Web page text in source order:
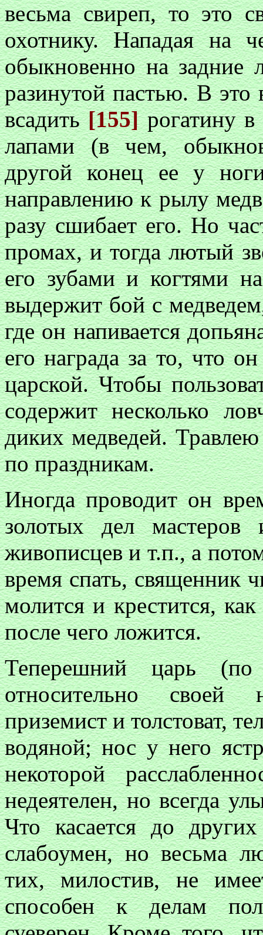
весьма свиреп, то это
охотнику. Нападая на
обыкновенно на
разинутой пастью. В это
всадить[155]рогатину в
лапами (в чем,
другой конец ее у
направлению к рылу
разу сшибает его. Но
промах, и тогда лютый
его зубами и когтями
выдержит бой с
где он напивается
его награда за то, что он
царской. Чтобы
содержит несколько
диких медведей.
по праздникам.
Иногда проводит он
золотых дел
живописцев и т.п., а
время спать, священник
молится и крестится,
после чего ложится.
Теперешний царь
относительно своей
приземист и толстоват,
водяной; нос у него
некоторой
недеятелен, но всегда
Что касается до
слабоумен, но весьма
тих, милостив, не
способен к делам